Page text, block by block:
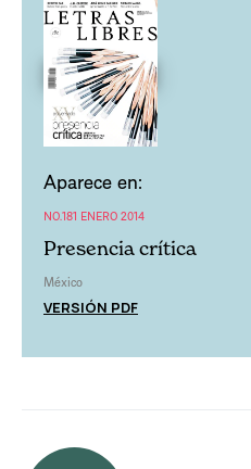
Aparece en:
NO.181 ENERO 2014
Presencia crítica
México
VERSIÓN PDF